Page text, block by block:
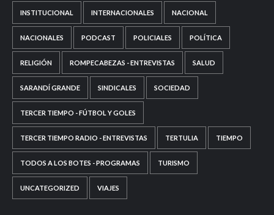
INSTITUCIONAL INTERNACIONALES NACIONAL
NACIONALES PODCAST POLICIALES POLÍTICA
RELIGIÓN ROMPECABEZAS - ENTREVISTAS SALUD
SARANDÍ GRANDE SINDICALES SOCIEDAD
TERCER TIEMPO - FÚTBOL Y GOLES
TERCER TIEMPO RADIO - ENTREVISTAS TERTULIA TIEMPO
TODOS A LOS BOTES - PROGRAMAS TURISMO
UNCATEGORIZED VIAJES